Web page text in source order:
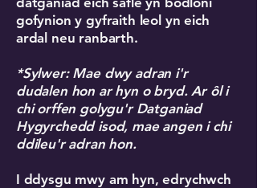
gofynion y gyfraith leol yn eich
ardal neu ranbarth.
*Sylwer: Mae dwy adran i'r
dudalen hon ar hyn o bryd. Ar ôl i
chi orffen golygu'r Datganiad
Hygyrchedd isod, mae angen i chi
ddileu'r adran hon.
I ddysgu mwy am hyn, edrychwch